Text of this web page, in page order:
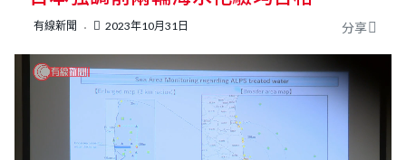
有線新聞 2023年10月31日 分享